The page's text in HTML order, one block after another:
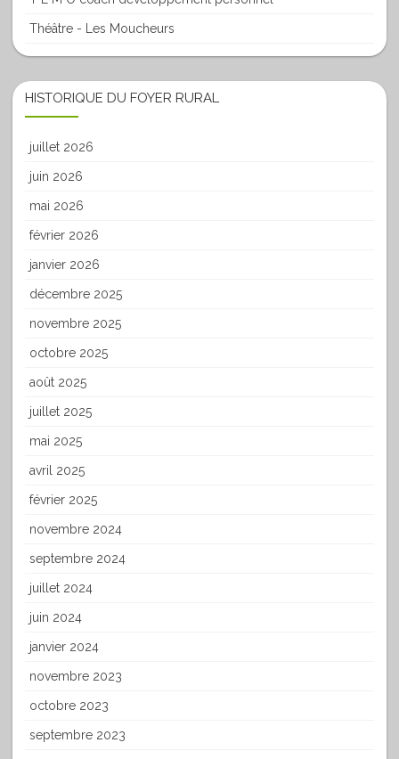
Théâtre - Les Moucheurs
HISTORIQUE DU FOYER RURAL
juillet 2026
juin 2026
mai 2026
février 2026
janvier 2026
décembre 2025
novembre 2025
octobre 2025
août 2025
juillet 2025
mai 2025
avril 2025
février 2025
novembre 2024
septembre 2024
juillet 2024
juin 2024
janvier 2024
novembre 2023
octobre 2023
septembre 2023